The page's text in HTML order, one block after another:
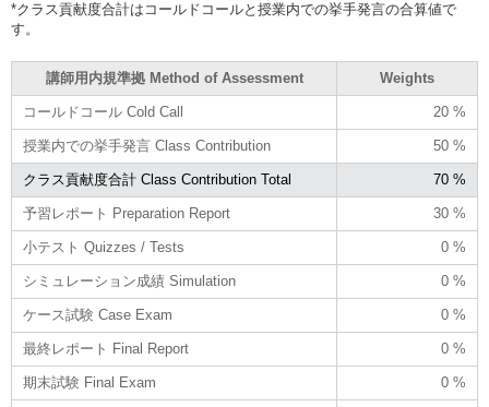
*クラス貢献度合計はコールドコールと授業内での挙手発言の合算値で
す。
講師用内規準拠 Method of Assessment Weights
コールドコール Cold Call 20 %
授業内での挙手発言 Class Contribution 50 %
クラス貢献度合計 Class Contribution Total 70 %
予習レポート Preparation Report 30 %
小テスト Quizzes / Tests 0 %
シミュレーション成績 Simulation 0 %
ケース試験 Case Exam 0 %
最終レポート Final Report 0 %
期末試験 Final Exam 0 %